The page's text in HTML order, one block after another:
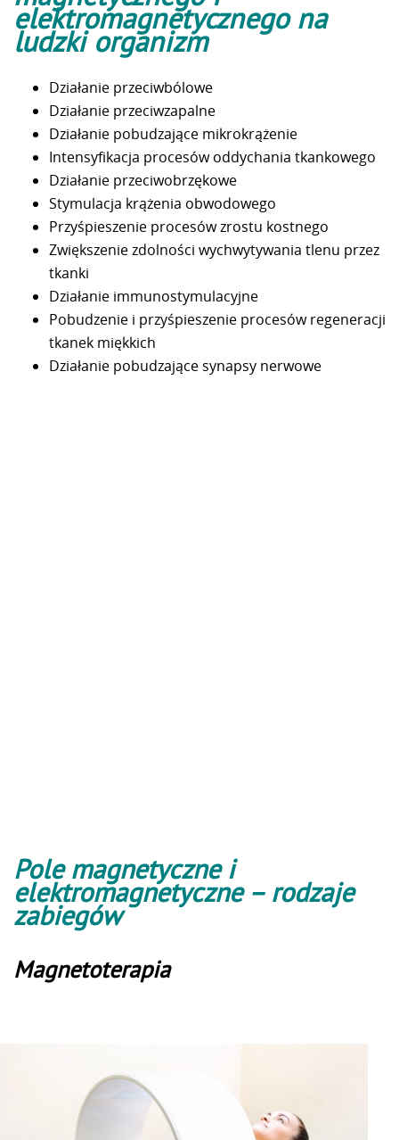
elektromagnetycznego na
ludzki organizm
Działanie przeciwbólowe
Działanie przeciwzapalne
Działanie pobudzające mikrokrążenie
Intensyfikacja procesów oddychania tkankowego
Działanie przeciwobrzękowe
Stymulacja krążenia obwodowego
Przyśpieszenie procesów zrostu kostnego
Zwiększenie zdolności wychwytywania tlenu przez
tkanki
Działanie immunostymulacyjne
Pobudzenie i przyśpieszenie procesów regeneracji
tkanek miękkich
Działanie pobudzające synapsy nerwowe
Pole magnetyczne i
elektromagnetyczne – rodzaje
zabiegów
Magnetoterapia